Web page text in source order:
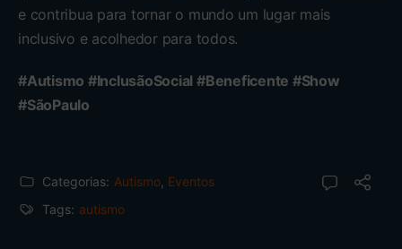
e contribua para tornar o mundo um lugar mais
inclusivo e acolhedor para todos.
#Autismo #InclusãoSocial #Beneficente #Show
#SãoPaulo
Categorias: Autismo Eventos
Tags: autismo